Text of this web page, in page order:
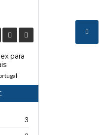
para
3